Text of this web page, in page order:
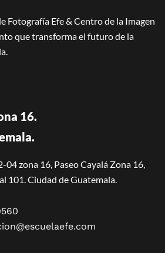
Fotografía Efe & Centro de la Imagen
que transforma el futuro de la
16.
zona 16, Paseo Cayalá Zona 16,
101. Ciudad de Guatemala.